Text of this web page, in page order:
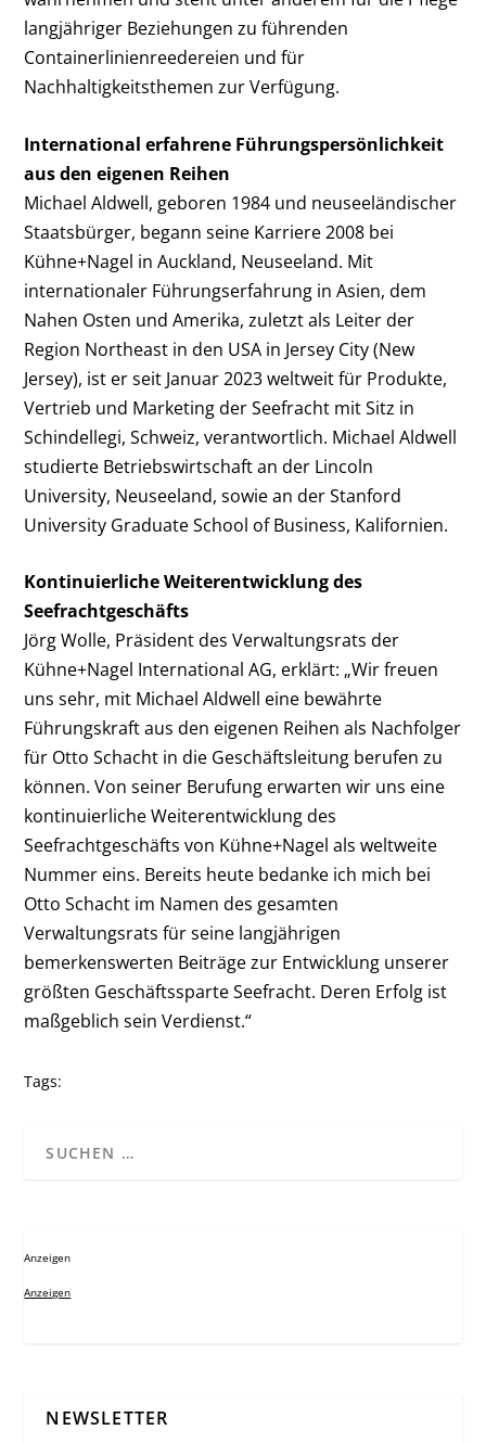
langjähriger Beziehungen zu führenden
Containerlinienreedereien und für
Nachhaltigkeitsthemen zur Verfügung.
International erfahrene Führungspersönlichkeit
aus den eigenen Reihen
Michael Aldwell, geboren 1984 und neuseeländischer
Staatsbürger, begann seine Karriere 2008 bei
Kühne+Nagel in Auckland, Neuseeland. Mit
internationaler Führungserfahrung in Asien, dem
Nahen Osten und Amerika, zuletzt als Leiter der
Region Northeast in den USA in Jersey City (New
Jersey), ist er seit Januar 2023 weltweit für Produkte,
Vertrieb und Marketing der Seefracht mit Sitz in
Schindellegi, Schweiz, verantwortlich. Michael Aldwell
studierte Betriebswirtschaft an der Lincoln
University, Neuseeland, sowie an der Stanford
University Graduate School of Business, Kalifornien.
Kontinuierliche Weiterentwicklung des
Seefrachtgeschäfts
Jörg Wolle, Präsident des Verwaltungsrats der
Kühne+Nagel International AG, erklärt: „Wir freuen
uns sehr, mit Michael Aldwell eine bewährte
Führungskraft aus den eigenen Reihen als Nachfolger
für Otto Schacht in die Geschäftsleitung berufen zu
können. Von seiner Berufung erwarten wir uns eine
kontinuierliche Weiterentwicklung des
Seefrachtgeschäfts von Kühne+Nagel als weltweite
Nummer eins. Bereits heute bedanke ich mich bei
Otto Schacht im Namen des gesamten
Verwaltungsrats für seine langjährigen
bemerkenswerten Beiträge zur Entwicklung unserer
größten Geschäftssparte Seefracht. Deren Erfolg ist
maßgeblich sein Verdienst.“
Tags:
Anzeigen
Anzeigen
NEWSLETTER